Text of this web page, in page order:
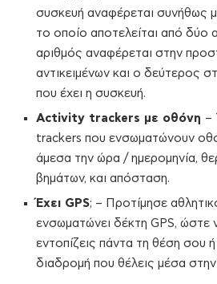
συσκευή αναφέρεται συνήθως
το οποίο αποτελείται από δύο
αριθμός αναφέρεται στην
αντικειμένων και ο δεύτερος
που έχει η συσκευή.
Activity trackers με οθόνη –
trackers που ενσωματώνουν
άμεσα την ώρα / ημερομηνία,
βημάτων, και απόσταση.
Έχει GPS; – Προτίμησε
ενσωματώνει δέκτη GPS, ώστε
εντοπίζεις πάντα τη θέση σου
διαδρομή που θέλεις μέσα